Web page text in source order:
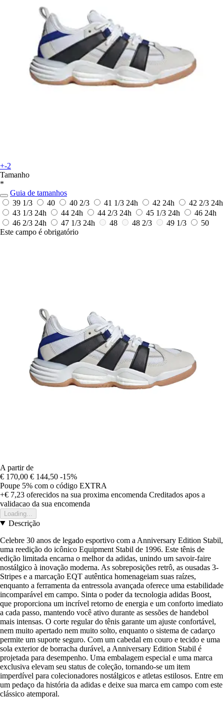
+-2
Tamanho
*
Guia de tamanhos
39 1/3
40 40 2/3 41 1/3 24h 42 24h 42 2/3 24h
43 1/3 24h 44 24h 44 2/3 24h 45 1/3 24h 46 24h
46 2/3 24h 47 1/3 24h 48 48 2/3 49 1/3
50
Este campo é obrigatório
A partir de
€ 170,00 € 144,50 -15%
Poupe 5% com o código EXTRA
+€ 7,23 oferecidos na sua proxima encomenda Creditados apos a
validacao da sua encomenda
Loading...
Descrição
Celebre 30 anos de legado esportivo com a Anniversary Edition Stabil,
uma reedição do icônico Equipment Stabil de 1996. Este tênis de
edição limitada encarna o melhor da adidas, unindo um savoir-faire
nostálgico à inovação moderna. As sobreposições retrô, as ousadas 3-
Stripes e a marcação EQT autêntica homenageiam suas raízes,
enquanto a ferramenta da entressola avançada oferece uma estabilidade
incomparável em campo. Sinta o poder da tecnologia adidas Boost,
que proporciona um incrível retorno de energia e um conforto imediato
a cada passo, mantendo você ativo durante as sessões de handebol
mais intensas. O corte regular do tênis garante um ajuste confortável,
nem muito apertado nem muito solto, enquanto o sistema de cadarço
permite um suporte seguro. Com um cabedal em couro e tecido e uma
sola exterior de borracha durável, a Anniversary Edition Stabil é
projetada para desempenho. Uma embalagem especial e uma marca
exclusiva elevam seu status de coleção, tornando-se um item
imperdível para colecionadores nostálgicos e atletas estilosos. Entre em
um pedaço da história da adidas e deixe sua marca em campo com este
clássico atemporal.